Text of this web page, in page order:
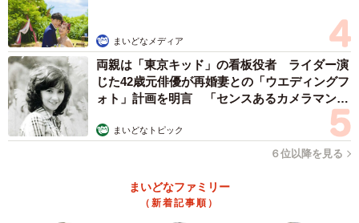
もっとなでなでしてにゃ
まいどなメディア
両親は「東京キッド」の看板役者 ライダー演
じた42歳元俳優が再婚妻との「ウエディングフ
ォト」計画を明言 「センスあるカメラマン求
まいどなトピック
６位以降を見る
まいどなファミリー
（新着記事順）